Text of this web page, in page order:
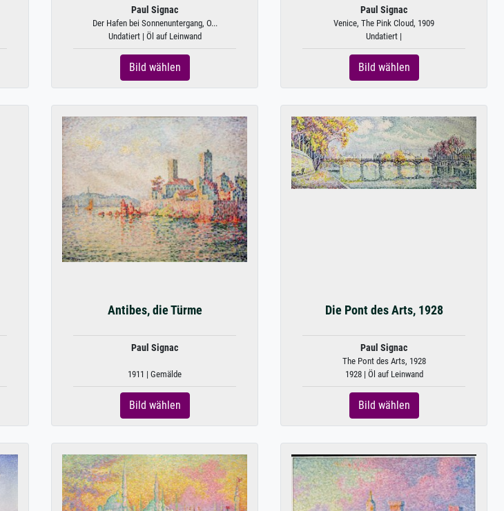
Paul Signac
Der Hafen bei Sonnenuntergang, O...
Undatiert | Öl auf Leinwand
Bild wählen
Paul Signac
Venice, The Pink Cloud, 1909
Undatiert |
Bild wählen
Antibes, die Türme
Paul Signac
1911 | Gemälde
Bild wählen
Die Pont des Arts, 1928
Paul Signac
The Pont des Arts, 1928
1928 | Öl auf Leinwand
Bild wählen